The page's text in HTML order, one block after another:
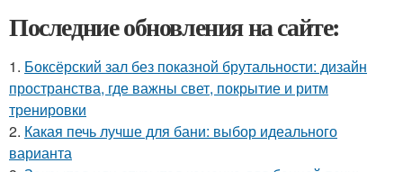
Последние обновления на сайте:
1. Боксёрский зал без показной брутальности: дизайн
пространства, где важны свет, покрытие и ритм
тренировки
2. Какая печь лучше для бани: выбор идеального
варианта